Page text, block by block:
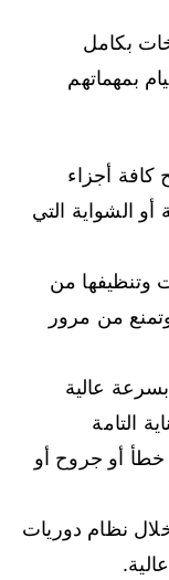
بكامل
بمهماتهم
أجزاء
أو الشواية التي
وتنظيفها من
من مرور
عالية
التامة
أو جروح أو
24 ساعة من خلال نظام دوريات